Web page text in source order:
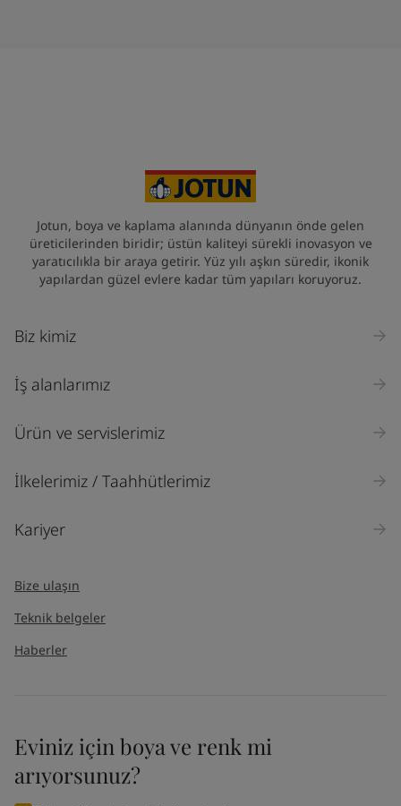
Jotun, boya ve kaplama alanında dünyanın önde gelen
üreticilerinden biridir; üstün kaliteyi sürekli inovasyon ve
yaratıcılıkla bir araya getirir. Yüz yılı aşkın süredir, ikonik
yapılardan güzel evlere kadar tüm yapıları koruyoruz.
Biz kimiz
İş alanlarımız
Ürün ve servislerimiz
İlkelerimiz / Taahhütlerimiz
Kariyer
Bize ulaşın
Teknik belgeler
Haberler
Eviniz için boya ve renk mi
arıyorsunuz?